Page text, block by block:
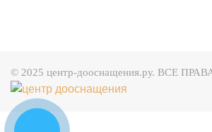
© 2025 центр-дооснащения.ру. ВСЕ